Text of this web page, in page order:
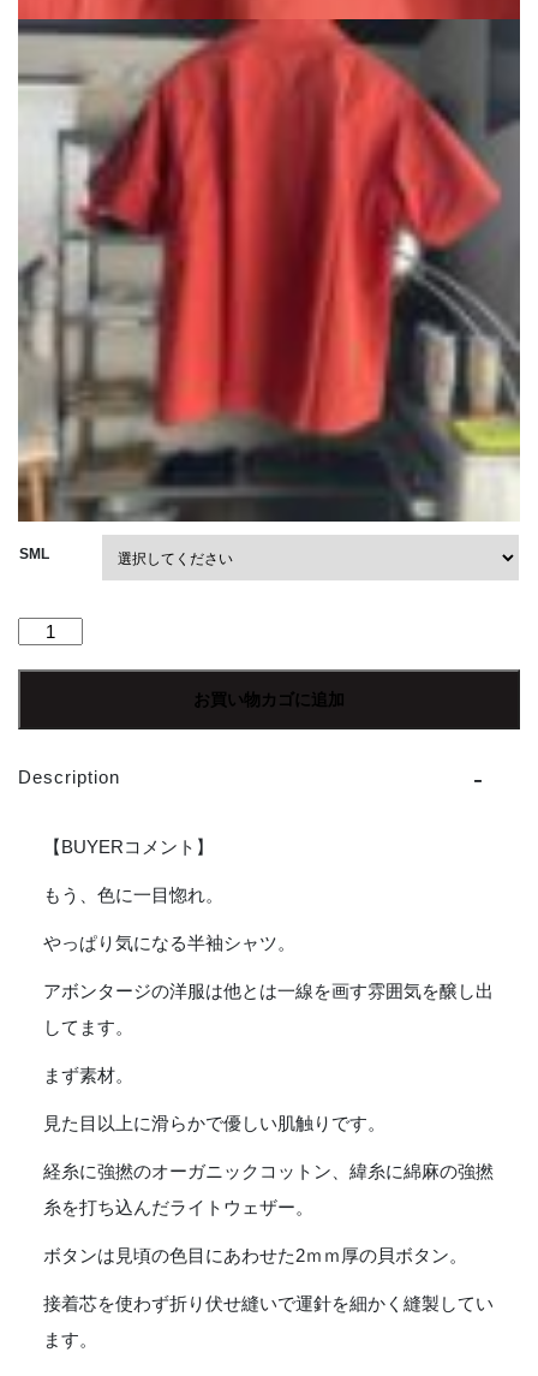
SML
【Men's】
ア
ン
Open
Shirts
[Cotton/Linen
Hard
Weaher]
HARVEST
お買い物カゴに追加
Description
【BUYERコメント】
もう、色に一目惚れ。
やっぱり気になる半袖シャツ。
アボンタージの洋服は他とは一線を画す雰囲気を醸し出
してます。
まず素材。
見た目以上に滑らかで優しい肌触りです。
経糸に強撚のオーガニックコットン、緯糸に綿麻の強撚
糸を打ち込んだライトウェザー。
ボタンは見頃の色目にあわせた2ｍｍ厚の貝ボタン。
接着芯を使わず折り伏せ縫いで運針を細かく縫製してい
ます。